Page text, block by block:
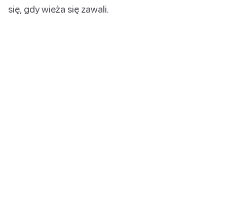
się, gdy wieża się zawali.